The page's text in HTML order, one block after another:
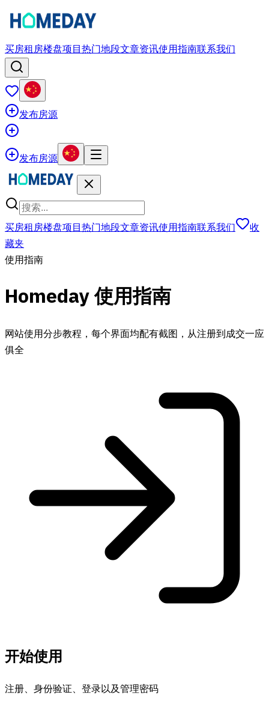
买房租房楼盘项目热门地段文章资讯使用指南联系我们
发布房源
发布房源
买房租房楼盘项目热门地段文章资讯使用指南联系我们
收
藏夹
使用指南
Homeday 使用指南
网站使用分步教程，每个界面均配有截图，从注册到成交一应
俱全
开始使用
注册、身份验证、登录以及管理密码